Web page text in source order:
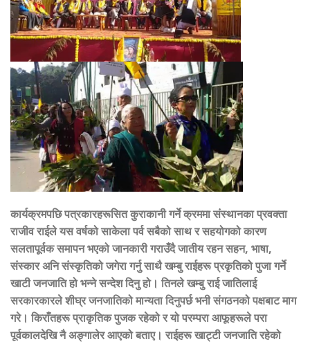
कार्यक्रमपछि पत्रकारहरूसित कुराकानी गर्ने क्रममा संस्थानका प्रवक्ता
राजीव राईले यस वर्षको साकेला पर्व सबैको साथ र सहयोगको कारण
सलतापूर्वक समापन भएको जानकारी गराउँदै जातीय रहन सहन, भाषा,
संस्कार अनि संस्कृतिको जगेरा गर्नु साथै खम्बु राईहरू प्रकृतिको पुजा गर्ने
खाटी जनजाति हो भन्ने सन्देश दिनु हो। तिनले खम्बु राई जातिलाई
सरकारकारले शीघ्र जनजातिको मान्यता दिनुपर्छ भनी संगठनको पक्षबाट माग
गरे। किराँतहरू प्राकृतिक पुजक रहेको र यो परम्परा आफूहरूले परा
पूर्वकालदेखि नै अङ्गालेर आएको बताए। राईहरू खाट्टी जनजाति रहेको